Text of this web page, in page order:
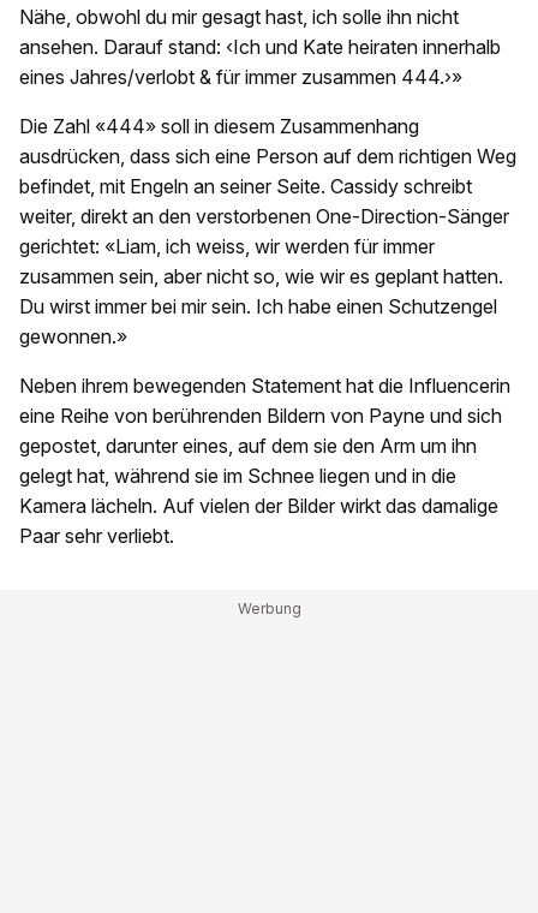
Nähe, obwohl du mir gesagt hast, ich solle ihn nicht
ansehen. Darauf stand: ‹Ich und Kate heiraten innerhalb
eines Jahres/verlobt & für immer zusammen 444.›»
Die Zahl «444» soll in diesem Zusammenhang
ausdrücken, dass sich eine Person auf dem richtigen Weg
befindet, mit Engeln an seiner Seite. Cassidy schreibt
weiter, direkt an den verstorbenen One-Direction-Sänger
gerichtet: «Liam, ich weiss, wir werden für immer
zusammen sein, aber nicht so, wie wir es geplant hatten.
Du wirst immer bei mir sein. Ich habe einen Schutzengel
gewonnen.»
Neben ihrem bewegenden Statement hat die Influencerin
eine Reihe von berührenden Bildern von Payne und sich
gepostet, darunter eines, auf dem sie den Arm um ihn
gelegt hat, während sie im Schnee liegen und in die
Kamera lächeln. Auf vielen der Bilder wirkt das damalige
Paar sehr verliebt.